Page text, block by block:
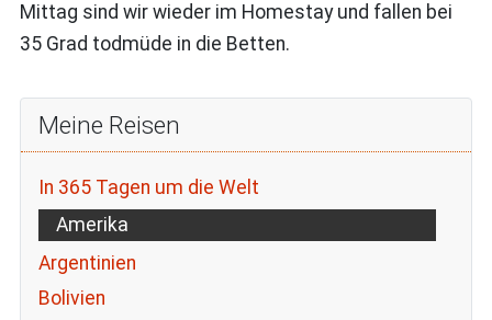
Mittag sind wir wieder im Homestay und fallen bei
35 Grad todmüde in die Betten.
Meine Reisen
In 365 Tagen um die Welt
Amerika
Argentinien
Bolivien